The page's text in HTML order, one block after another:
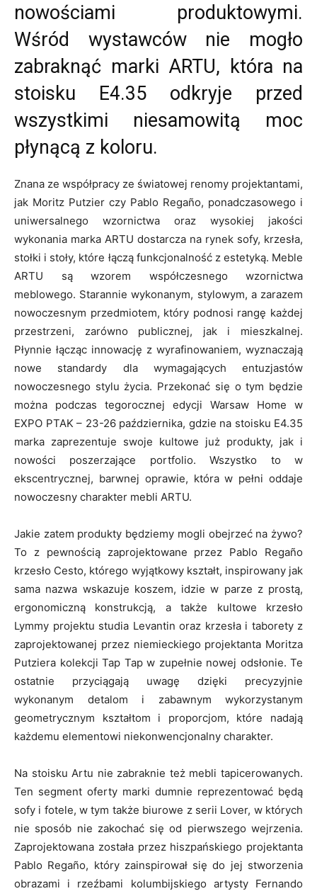
nowościami produktowymi.
Wśród wystawców nie mogło
zabraknąć marki ARTU, która na
stoisku E4.35 odkryje przed
wszystkimi niesamowitą moc
płynącą z koloru.
Znana ze współpracy ze światowej renomy projektantami,
jak Moritz Putzier czy Pablo Regaño, ponadczasowego i
uniwersalnego wzornictwa oraz wysokiej jakości
wykonania marka ARTU dostarcza na rynek sofy, krzesła,
stołki i stoły, które łączą funkcjonalność z estetyką. Meble
ARTU są wzorem współczesnego wzornictwa
meblowego. Starannie wykonanym, stylowym, a zarazem
nowoczesnym przedmiotem, który podnosi rangę każdej
przestrzeni, zarówno publicznej, jak i mieszkalnej.
Płynnie łącząc innowację z wyrafinowaniem, wyznaczają
nowe standardy dla wymagających entuzjastów
nowoczesnego stylu życia. Przekonać się o tym będzie
można podczas tegorocznej edycji Warsaw Home w
EXPO PTAK – 23-26 października, gdzie na stoisku E4.35
marka zaprezentuje swoje kultowe już produkty, jak i
nowości poszerzające portfolio. Wszystko to w
ekscentrycznej, barwnej oprawie, która w pełni oddaje
nowoczesny charakter mebli ARTU.
Jakie zatem produkty będziemy mogli obejrzeć na żywo?
To z pewnością zaprojektowane przez Pablo Regaño
krzesło Cesto, którego wyjątkowy kształt, inspirowany jak
sama nazwa wskazuje koszem, idzie w parze z prostą,
ergonomiczną konstrukcją, a także kultowe krzesło
Lymmy projektu studia Levantin oraz krzesła i taborety z
zaprojektowanej przez niemieckiego projektanta Moritza
Putziera kolekcji Tap Tap w zupełnie nowej odsłonie. Te
ostatnie przyciągają uwagę dzięki precyzyjnie
wykonanym detalom i zabawnym wykorzystanym
geometrycznym kształtom i proporcjom, które nadają
każdemu elementowi niekonwencjonalny charakter.
Na stoisku Artu nie zabraknie też mebli tapicerowanych.
Ten segment oferty marki dumnie reprezentować będą
sofy i fotele, w tym także biurowe z serii Lover, w których
nie sposób nie zakochać się od pierwszego wejrzenia.
Zaprojektowana została przez hiszpańskiego projektanta
Pablo Regaño, który zainspirował się do jej stworzenia
obrazami i rzeźbami kolumbijskiego artysty Fernando